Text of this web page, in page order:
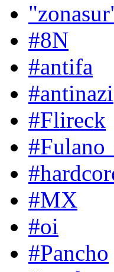
#8N
#antifa
#antinazi
#Flireck
#MX
#oi
#Pancho